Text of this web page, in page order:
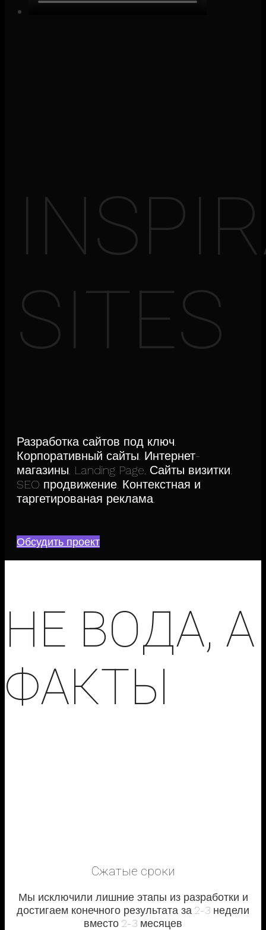
SITES
Разработка сайтов под ключ.
Корпоративный сайты. Интернет-
магазины. Landing Page. Сайты визитки.
SEO продвижение. Контекстная и
таргетированая реклама.
Обсудить проект
НЕ ВОДА, А
ФАКТЫ
Сжатые сроки
Мы исключили лишние этапы из разработки и
достигаем конечного результата за 2-3 недели
вместо 2-3 месяцев